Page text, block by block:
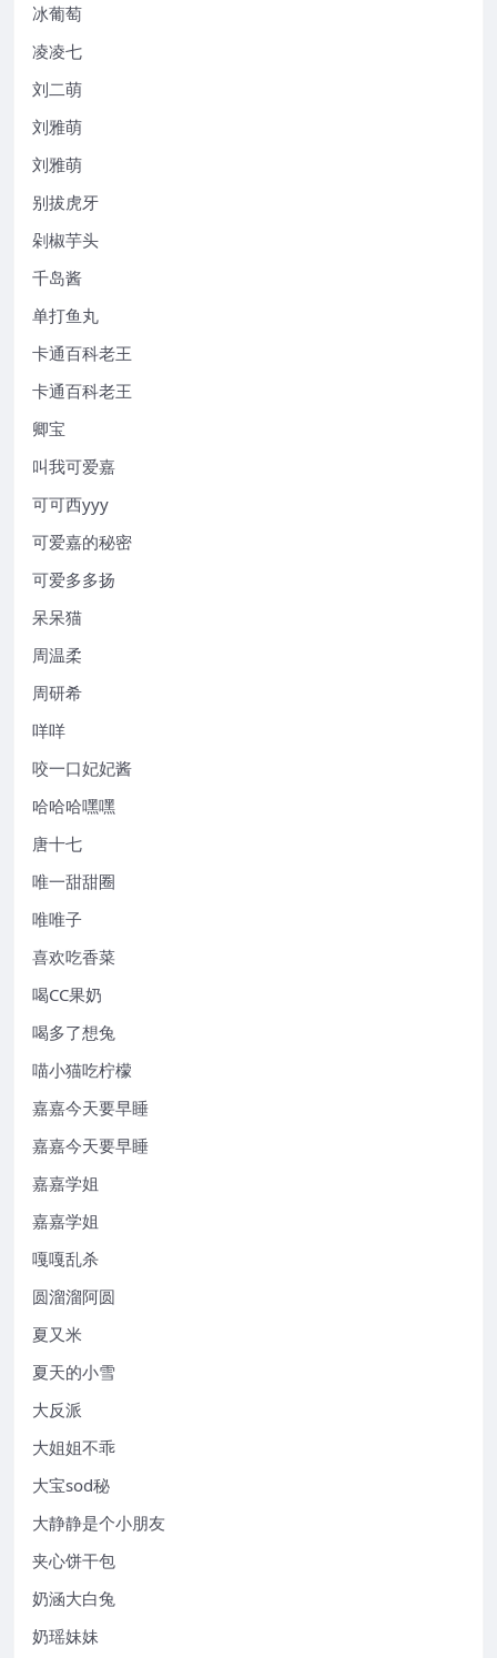
冰葡萄
凌凌七
刘二萌
刘雅萌
刘雅萌
别拔虎牙
剁椒芋头
千岛酱
单打鱼丸
卡通百科老王
卡通百科老王
卿宝
叫我可爱嘉
可可西yyy
可爱嘉的秘密
可爱多多扬
呆呆猫
周温柔
周研希
咩咩
咬一口妃妃酱
哈哈哈嘿嘿
唐十七
唯一甜甜圈
唯唯子
喜欢吃香菜
喝CC果奶
喝多了想兔
喵小猫吃柠檬
嘉嘉今天要早睡
嘉嘉今天要早睡
嘉嘉学姐
嘉嘉学姐
嘎嘎乱杀
圆溜溜阿圆
夏又米
夏天的小雪
大反派
大姐姐不乖
大宝sod秘
大静静是个小朋友
夹心饼干包
奶涵大白兔
奶瑶妹妹